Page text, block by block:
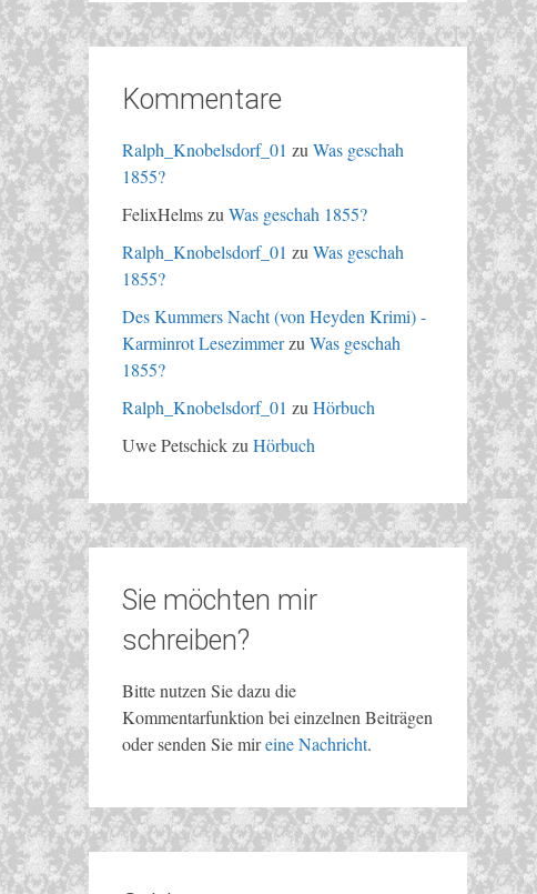
Kommentare
Ralph_Knobelsdorf_01 zu Was geschah
1855?
FelixHelmszu Was geschah 1855?
Ralph_Knobelsdorf_01 zu Was geschah
1855?
Des Kummers Nacht (von Heyden Krimi) -
Karminrot Lesezimmerzu Was geschah
1855?
Ralph_Knobelsdorf_01 zu Hörbuch
Uwe Petschickzu Hörbuch
Sie möchten mir
schreiben?
Bitte nutzen Sie dazu die
Kommentarfunktion bei einzelnen Beiträgen
oder senden Sie mireine Nachricht.